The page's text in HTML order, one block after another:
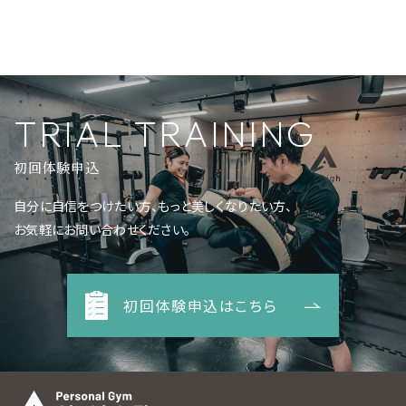
TRIAL TRAINING
初回体験申込
自分に自信をつけたい方、もっと美しくなりたい方、
お気軽にお問い合わせください。
初回体験申込はこちら